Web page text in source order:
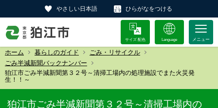
やさしい日本語 ひらがなをつける
サイズ 配色 Language
ホーム 暮らしのガイド
ごみ・リサイクル
ごみ半減新聞バックナンバー
狛江市ごみ半減新聞第３２号～清掃工場内の処理施設でまた火災発
生！！～
狛江市ごみ半減新聞第３２号～清掃工場内の